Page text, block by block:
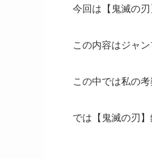
今回は【鬼滅の
この内容はジャ
この中では私の
では【鬼滅の刃